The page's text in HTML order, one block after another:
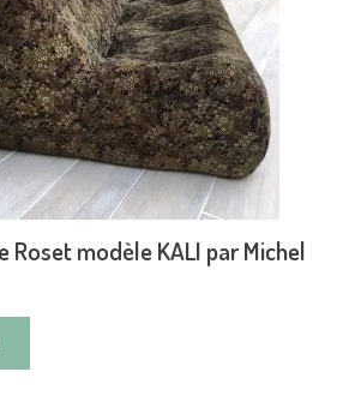
Roset modèle KALI par Michel